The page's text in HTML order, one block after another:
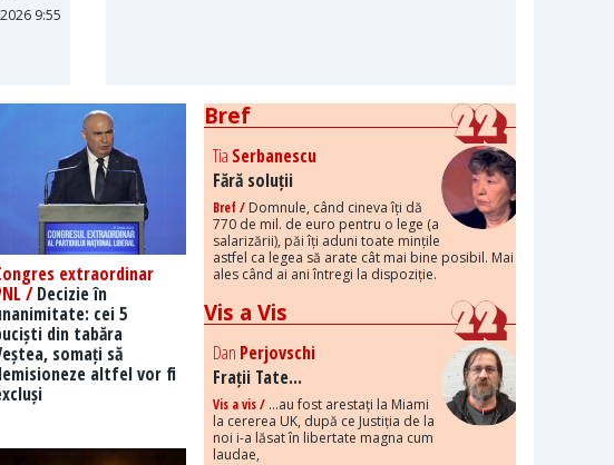
9:55
extraordinar
/Decizie în
cei 5
din tabăra
somați să
altfel vor fi
Bref
Tia Serbanescu
Fără soluții
Bref /Domnule, când cineva îți dă
770 de mil. de euro pentru o lege (a
salarizării), păi îți aduni toate mințile
astfel ca legea să arate cât mai bine posibil. Mai
ales când ai ani întregi la dispoziție.
Vis a Vis
Dan Perjovschi
Frații Tate...
Vis a vis /...au fost arestați la Miami
la cererea UK, după ce Justiția de la
noi i-a lăsat în libertate magna cum
laudae,